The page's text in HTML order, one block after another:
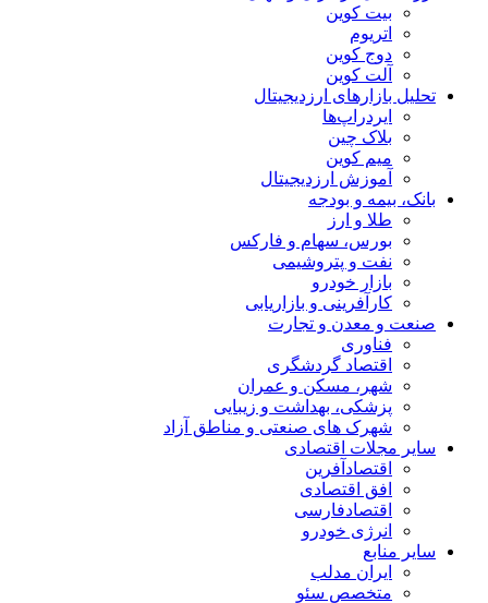
بیت کوین
اتریوم
دوج کوین
آلت کوین
تحلیل بازارهای ارزدیجیتال
ایردراپ‌ها
بلاک چین
میم کوین‌
آموزش ارزدیجیتال
بانک، بیمه و بودجه
طلا و ارز
بورس، سهام و فارکس
نفت و پتروشیمی
بازار خودرو
کارآفرینی و بازاریابی
صنعت و معدن و تجارت
فناوری
اقتصاد گردشگری
شهر، مسکن و عمران
پزشکی، بهداشت و زیبایی
شهرک های صنعتی و مناطق آزاد
سایر مجلات اقتصادی
اقتصادآفرین
افق اقتصادی
اقتصادفارسی
انرژی خودرو
سایر منابع
ایران مدلب
متخصص سئو